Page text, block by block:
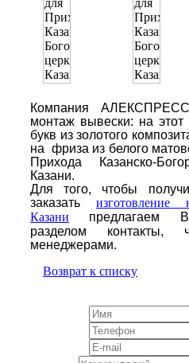
Компания
монтаж вывески: на этот
букв из золотого
на фриза из белого
Прихода Казанско-
Казани.
Для того, чтобы
заказать
Казани предлагаем
разделом контакты,
менеджерами.
Возврат к списку